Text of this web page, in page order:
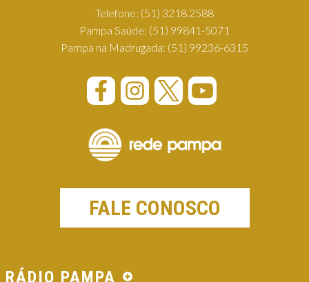
Telefone: (51) 3218.2588
Pampa Saúde: (51) 99841-5071
Pampa na Madrugada: (51) 99236-6315
FALE CONOSCO
RÁDIO PAMPA